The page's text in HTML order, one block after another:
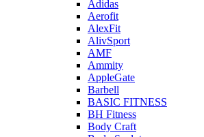
Adidas
Aerofit
AlexFit
AlivSport
AMF
Ammity
AppleGate
Barbell
BASIC FITNESS
BH Fitness
Body Craft